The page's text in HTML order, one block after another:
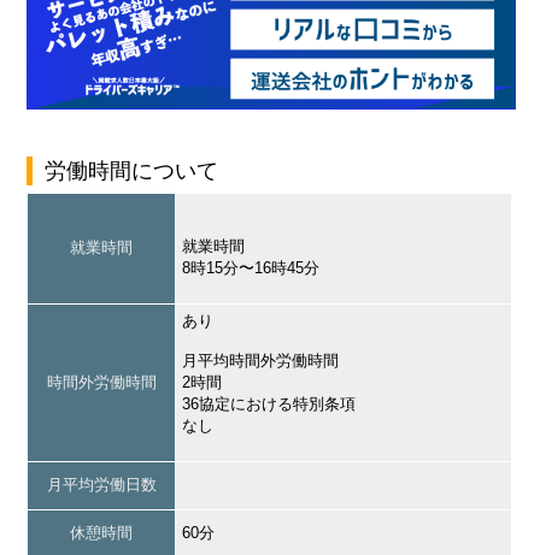
労働時間について
就業時間
就業時間
8時15分〜16時45分
時間外労働時間
あり
月平均時間外労働時間
2時間
36協定における特別条項
なし
月平均労働日数
休憩時間 60分